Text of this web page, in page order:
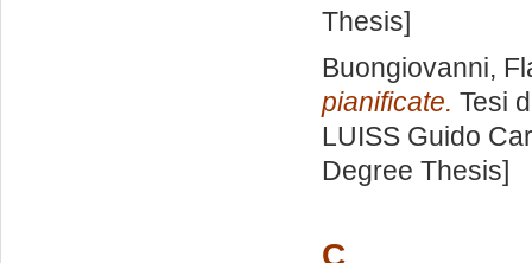
Thesis]
Buongiovanni,
pianificate. Tesi
LUISS Guido
Degree Thesis]
C